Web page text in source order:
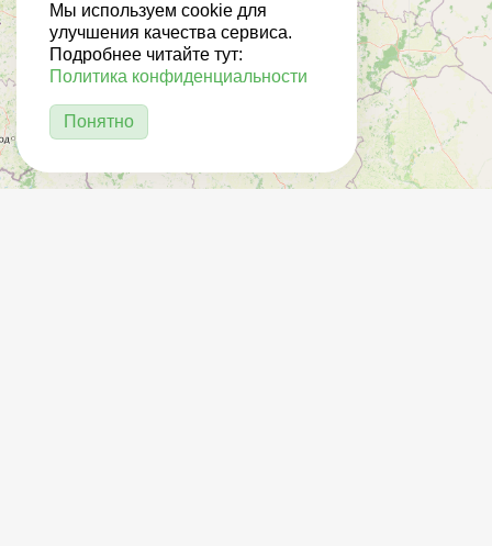
Мы используем cookie для
улучшения качества сервиса.
Подробнее читайте тут:
Политика конфиденциальности
Понятно